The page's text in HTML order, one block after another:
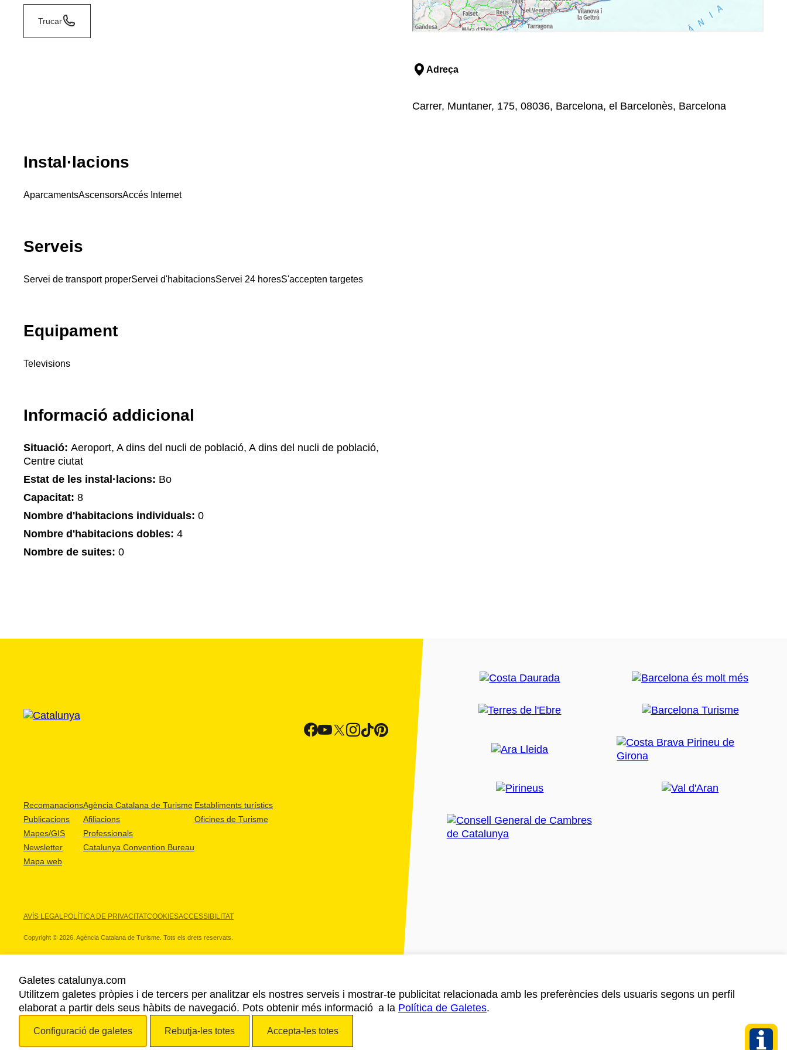
Trucar
Adreça
Carrer, Muntaner, 175, 08036, Barcelona, el Barcelonès, Barcelona
Instal·lacions
AparcamentsAscensorsAccés Internet
Serveis
Servei de transport properServei d'habitacionsServei 24 horesS'accepten targetes
Equipament
Televisions
Informació addicional
Situació: Aeroport, A dins del nucli de població, A dins del nucli de població,
Centre ciutat
Estat de les instal·lacions: Bo
Capacitat: 8
Nombre d'habitacions individuals: 0
Nombre d'habitacions dobles: 4
Nombre de suites: 0
Recomanacions
Publicacions
Mapes/GIS
Newsletter
Mapa web
Agència Catalana de Turisme
Afiliacions
Professionals
Catalunya Convention Bureau
Establiments turístics
Oficines de Turisme
AVÍS LEGALPOLÍTICA DE PRIVACITATCOOKIESACCESSIBILITAT
Copyright © 2026. Agència Catalana de Turisme. Tots els drets reservats.
ELS NOSTRES PARTNERS
Galetes catalunya.com
Utilitzem galetes pròpies i de tercers per analitzar els nostres serveis i mostrar-te publicitat relacionada amb les preferències dels usuaris segons un perfil
elaborat a partir dels seus hàbits de navegació. Pots obtenir més informació a la Política de Galetes.
Configuració de galetes Rebutja-les totes Accepta-les totes